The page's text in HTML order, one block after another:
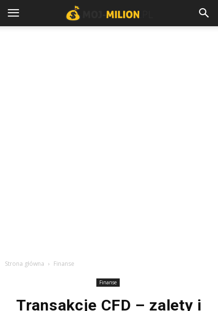
Strona główna Finanse
Finanse
Transakcje CFD – zalety i